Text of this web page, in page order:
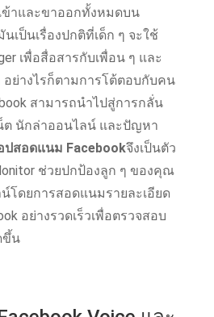
ข้าและขาออกทั้งหมดบน
เป็นเรื่องปกติที่เด็ก ๆ จะใช้
เพื่อสื่อสารกับเพื่อน ๆ และ
ย่างไรก็ตามการโต้ตอบกับคน
สามารถนําไปสู่การกลั่น
ต นักล่าออนไลน์ และปัญหา
ปสอดแนม Facebookจึงเป็นตัว
ช่วยปกป้องลูก ๆ ของคุณ
โดยการสอดแนมรายละเอียด
อย่างรวดเร็วเพื่อตรวจสอบ
ขึ้น